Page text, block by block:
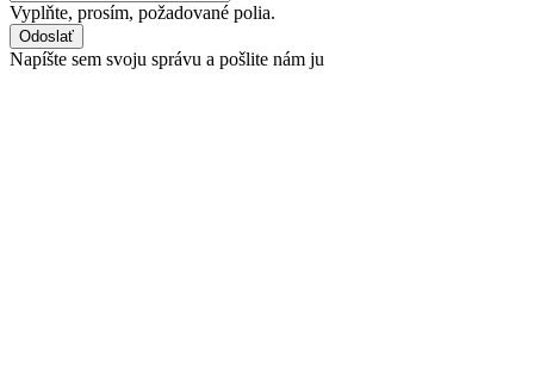
Vyplňte, prosím, požadované polia.
Odoslať
Napíšte sem svoju správu a pošlite nám ju